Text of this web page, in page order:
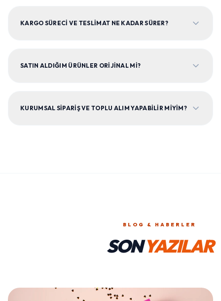
KARGO SÜRECI VE TESLIMAT NE KADAR SÜRER?
SATIN ALDIĞIM ÜRÜNLER ORIJINAL MI?
KURUMSAL SIPARIŞ VE TOPLU ALIM YAPABILIR MIYIM?
BLOG & HABERLER
SONYAZILAR